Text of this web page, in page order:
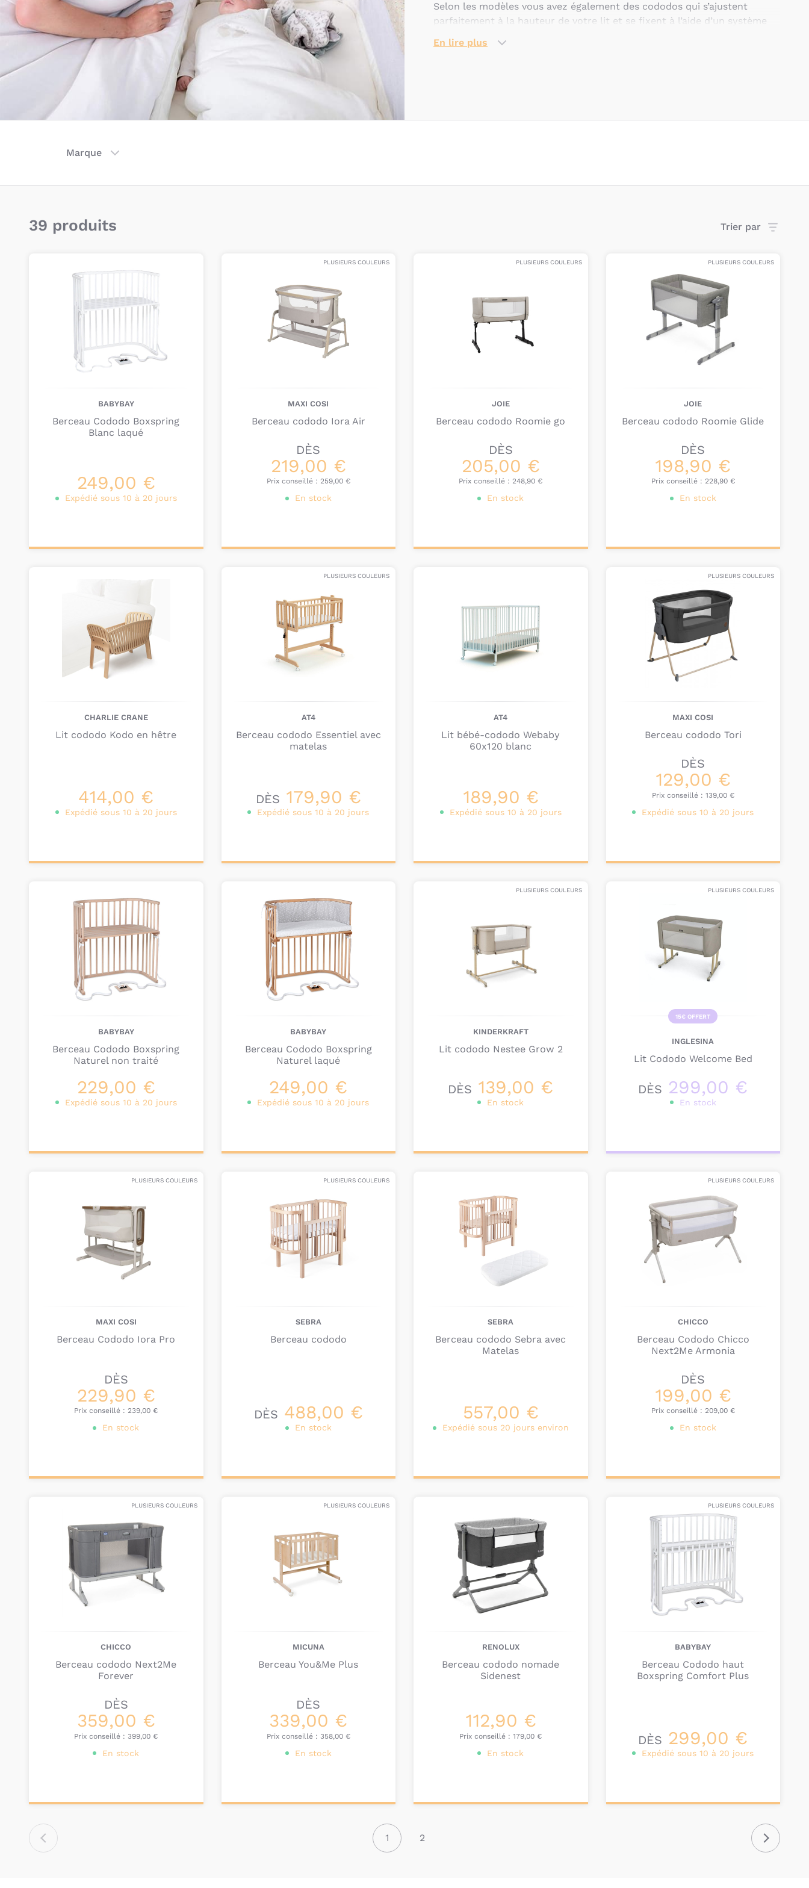
Selon les modèles vous avez également des cododos qui s’ajustent
parfaitement à la hauteur de votre lit et se fixent à l’aide d’un système
kits de transformation pour une utilisation durable.
de bébé :matelas,tours de lit,linge de lit,ciel de lit.
En lire plus
39 produits Trier par
Marque
BABYBAY
Berceau Cododo Boxspring
Blanc laqué
249,00 €
Expédié sous 10 à 20 jours
PLUSIEURS COULEURS
MAXI COSI
Berceau cododo Iora Air
DÈS
219,00 €
Prix conseillé : 259,00 €
En stock
PLUSIEURS COULEURS
JOIE
Berceau cododo Roomie go
DÈS
205,00 €
Prix conseillé : 248,90 €
En stock
PLUSIEURS COULEURS
JOIE
Berceau cododo Roomie Glide
DÈS
198,90 €
Prix conseillé : 228,90 €
En stock
CHARLIE CRANE
Lit cododo Kodo en hêtre
414,00 €
Expédié sous 10 à 20 jours
PLUSIEURS COULEURS
AT4
Berceau cododo Essentiel avec
matelas
DÈS 179,90 €
Expédié sous 10 à 20 jours
AT4
Lit bébé-cododo Webaby
60x120 blanc
189,90 €
Expédié sous 10 à 20 jours
PLUSIEURS COULEURS
MAXI COSI
Berceau cododo Tori
DÈS
129,00 €
Prix conseillé : 139,00 €
Expédié sous 10 à 20 jours
BABYBAY
Berceau Cododo Boxspring
Naturel non traité
229,00 €
Expédié sous 10 à 20 jours
BABYBAY
Berceau Cododo Boxspring
Naturel laqué
249,00 €
Expédié sous 10 à 20 jours
PLUSIEURS COULEURS
KINDERKRAFT
Lit cododo Nestee Grow 2
DÈS 139,00 €
En stock
PLUSIEURS COULEURS
15€ OFFERT
INGLESINA
Lit Cododo Welcome Bed
DÈS 299,00 €
En stock
PLUSIEURS COULEURS
MAXI COSI
Berceau Cododo Iora Pro
DÈS
229,90 €
Prix conseillé : 239,00 €
En stock
PLUSIEURS COULEURS
SEBRA
Berceau cododo
DÈS 488,00 €
En stock
SEBRA
Berceau cododo Sebra avec
Matelas
557,00 €
Expédié sous 20 jours environ
PLUSIEURS COULEURS
CHICCO
Berceau Cododo Chicco
Next2Me Armonia
DÈS
199,00 €
Prix conseillé : 209,00 €
En stock
PLUSIEURS COULEURS
CHICCO
Berceau cododo Next2Me
Forever
DÈS
359,00 €
Prix conseillé : 399,00 €
En stock
PLUSIEURS COULEURS
MICUNA
Berceau You&Me Plus
DÈS
339,00 €
Prix conseillé : 358,00 €
En stock
RENOLUX
Berceau cododo nomade
Sidenest
112,90 €
Prix conseillé :179,00 €
En stock
PLUSIEURS COULEURS
BABYBAY
Berceau Cododo haut
Boxspring Comfort Plus
DÈS 299,00 €
Expédié sous 10 à 20 jours
1
2